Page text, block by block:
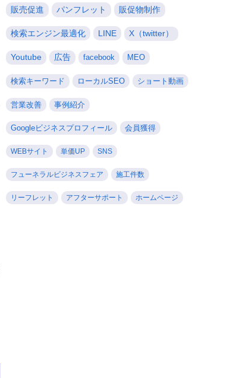
販売促進 パンフレット 販促物制作
検索エンジン最適化 LINE X（twitter）
Youtube 広告 facebook MEO
検索キーワード ローカルSEO ショート動画
営業改善 事例紹介
Googleビジネスプロフィール 会員獲得
WEBサイト 単価UP SNS
フューネラルビジネスフェア 施工件数
リーフレット アフターサポート ホームページ